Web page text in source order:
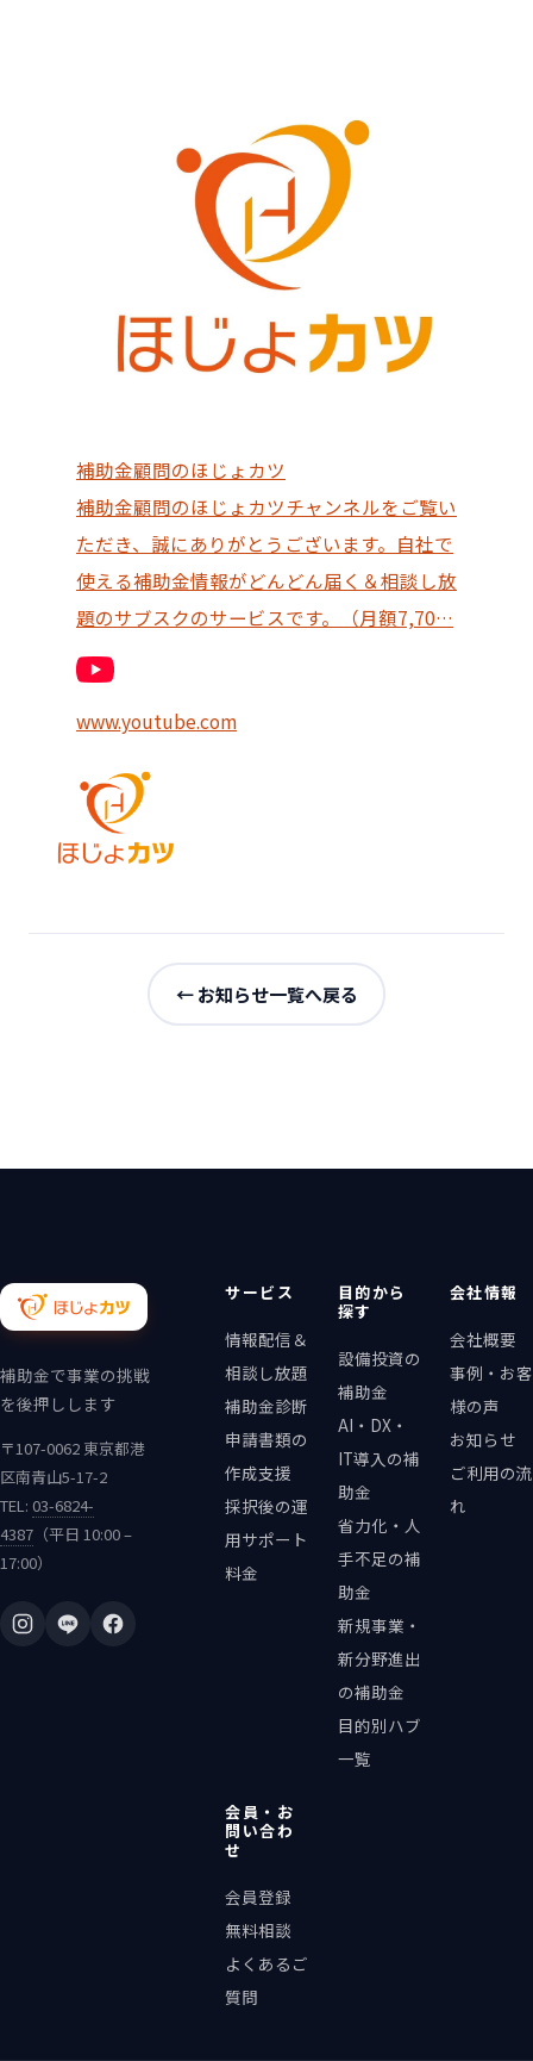
補助金顧問のほじょカツ
補助金顧問のほじょカツチャンネルをご覧い
ただき、誠にありがとうございます。自社で
使える補助金情報がどんどん届く＆相談し放
題のサブスクのサービスです。（月額7,70…
www.youtube.com
← お知らせ一覧へ戻る
補助金で事業の挑戦
を後押しします
〒107-0062 東京都港
区南青山5-17-2
TEL: 03-6824-
4387 （平日 10:00 –
17:00）
サービス
情報配信＆
相談し放題
補助金診断
申請書類の
作成支援
採択後の運
用サポート
料金
目的から
探す
設備投資の
補助金
AI・DX・
IT導入の補
助金
省力化・人
手不足の補
助金
新規事業・
新分野進出
の補助金
目的別ハブ
一覧
会社情報
会社概要
事例・お客
様の声
お知らせ
ご利用の流
れ
会員・お
問い合わ
せ
会員登録
無料相談
よくあるご
質問